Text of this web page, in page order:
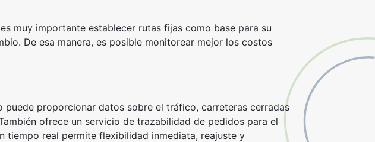
muy importante establecer rutas fijas como base para su
De esa manera, es posible monitorear mejor los costos
puede proporcionar datos sobre el tráfico, carreteras cerradas
ofrece un servicio de trazabilidad de pedidos para el
tiempo real permite flexibilidad inmediata, reajuste y